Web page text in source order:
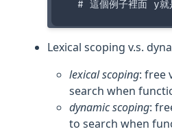
Lexical scoping v.s.
lexical scoping: free
search when
dynamic scoping:
to search when